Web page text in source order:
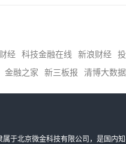
经 科技金融在线 新浪财经
金融之家 新三板报 清博大数据
于北京微金科技有限公司，是国内